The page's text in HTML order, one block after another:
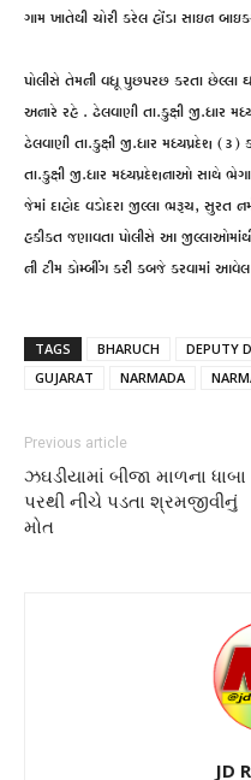
ગામ ખાતેથી ચોરી કરેલ હોંડા સાઇન
પોલીસે તેમની વધૂ પુછપરછ કરતા
અનારે રહે . ઢેલવાણી તા.કુક્ષી જી.ધાર
ઢેલવાણી તા.કુક્ષી જી.ધાર મધ્યપ્રદેશ
તા.કુક્ષી જી.ધાર મધ્યપ્રદેશનાઓ સાથે
જેમાં દાહોદ વડોદરા જીલ્લા ભરૂચ, સુરત
હકીકત જણાવતા પોલીસે આ
ની ટીમ કોમ્બીંગ કરી કબજે કરવામાં
TAGS BHARUCH
DEPUTY
GUJARAT
NARMADA
Previous article
ઝઘડીયામાં બીજા માળના ધાબા
પરથી નીચે પડતા શ્રમજીવીનું
મોત
JD